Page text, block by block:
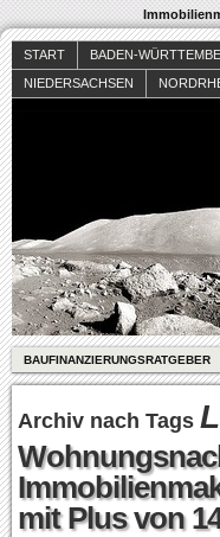
START BADEN-
NIEDERSACHSEN
BAUFINANZIERUNGSRATGEBER
Archiv nach Tags
mit Plus von